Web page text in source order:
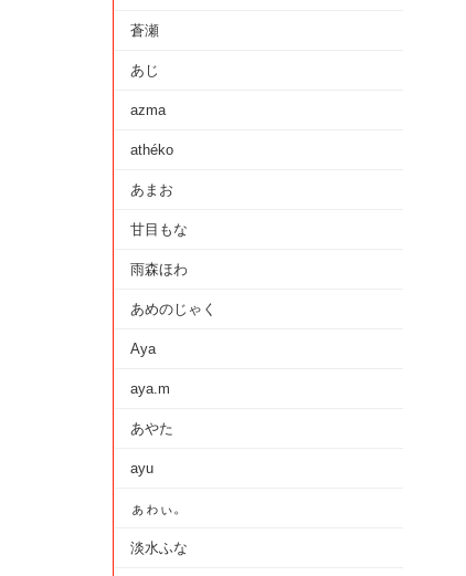
蒼瀬
あじ
azma
athéko
あまお
甘目もな
雨森ほわ
あめのじゃく
Aya
aya.m
あやた
ayu
ぁゎぃ。
淡水ふな